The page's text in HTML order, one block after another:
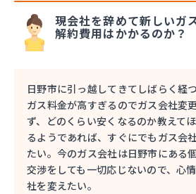
現会社を辞めて新しいガ
解約費用はかかるのか？
日野市に引っ越してきてしばらく経
ガス料金が高すぎるのでガス会社変
ず、どのくらい安くなるのか教えて
るようであれば、すぐにでもガス会
たい。今のガス会社は日野市にある
交渉をしても一切応じないので、心
社を変えたい。